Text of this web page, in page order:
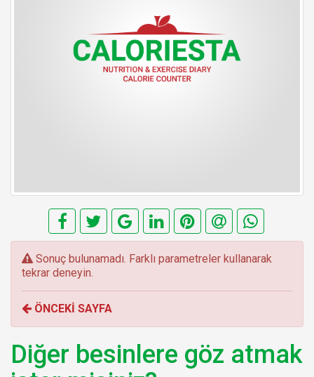
E
r
o
r
:
Sonuç bulunamadı. Farklı parametreler kullanarak
tekrar deneyin.
ÖNCEKİ SAYFA
Diğer besinlere göz atmak